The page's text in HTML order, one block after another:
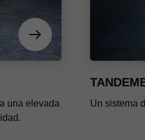
una elevada
Un sistema